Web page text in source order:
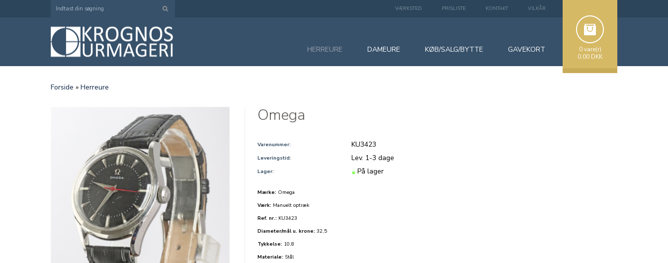
VÆRKSTED PRISLISTE KONTAKT VILKÅR
0 vare(r)
0,00 DKK
HERREURE DAMEURE KØB/SALG/BYTTE GAVEKORT
Forside » Herreure
Omega
Varenummer: KU3423
Leveringstid: Lev. 1-3 dage
Lager: På lager
Mærke: Omega
Værk: Manuelt optræk
Ref. nr.: KU3423
Diameter/mål u. krone: 32,5
Tykkelse: 10,8
Materiale: Stål